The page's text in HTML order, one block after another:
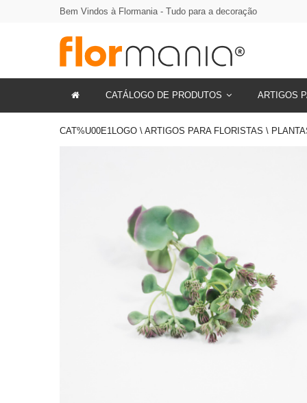
Bem Vindos à Flormania - Tudo para a decoração
CATÁLOGO DE PRODUTOS ARTIGOS
CAT%U00E1LOGO \ ARTIGOS PARA FLORISTAS \